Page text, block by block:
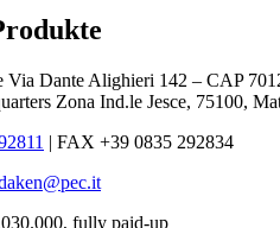
Via Dante Alighieri 142 – CAP
Zona Ind.le Jesce, 75100,
| FAX +39 0835 292834
fully paid-up